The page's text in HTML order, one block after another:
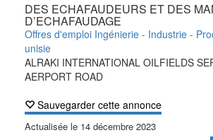
DES ECHAFAUDEURS ET DES
D’ECHAFAUDAGE
Offres d'emploi Ingénierie - Industrie -
unisie
ALRAKI INTERNATIONAL OILFIELDS
AERPORT ROAD
Sauvegarder cette annonce
Actualisée le 14 décembre 2023